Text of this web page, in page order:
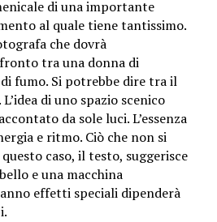
di una importante
al quale tiene tantissimo.
che dovrà
tra una donna di
fumo. Si potrebbe dire tra il
di uno spazio scenico
da sole luci. L’essenza
e ritmo. Ciò che non si
caso, il testo, suggerisce
e una macchina
effetti speciali dipenderà